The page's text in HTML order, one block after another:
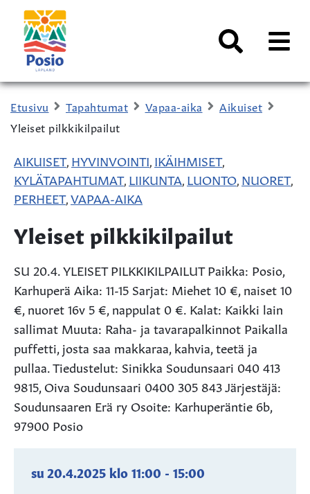
Siirry sisältöön
Kaupungin
logo
AVAA
Etusivu Tapahtumat Vapaa-aika
Aikuiset
Yleiset pilkkikilpailut
AIKUISET, HYVINVOINTI IKÄIHMISET,
KYLÄTAPAHTUMAT, LIIKUNTA LUONTO NUORET,
PERHEET, VAPAA-AIKA
Yleiset pilkkikilpailut
SU 20.4. YLEISET PILKKIKILPAILUT Paikka: Posio,
Karhuperä Aika: 11-15 Sarjat: Miehet 10 €, naiset 10
€, nuoret 16v 5 €, nappulat 0 €. Kalat: Kaikki lain
sallimat Muuta: Raha- ja tavarapalkinnot Paikalla
puffetti, josta saa makkaraa, kahvia, teetä ja
pullaa. Tiedustelut: Sinikka Soudunsaari 040 413
9815, Oiva Soudunsaari 0400 305 843 Järjestäjä:
Soudunsaaren Erä ry Osoite: Karhuperäntie 6b,
97900 Posio
su 20.4.2025klo11:00 - 15:00